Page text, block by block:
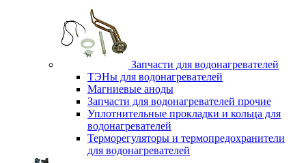
Запчасти для водонагревателей
ТЭНы для водонагревателей
Магниевые аноды
Запчасти для водонагревателей прочие
Уплотнительные прокладки и кольца для
водонагревателей
Терморегуляторы и термопредохранители
для водонагревателей